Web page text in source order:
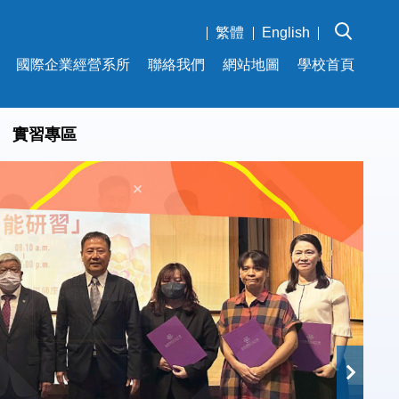
繁體 English
實習專區
國際企業經營系所 聯絡我們 網站地圖 學校首頁